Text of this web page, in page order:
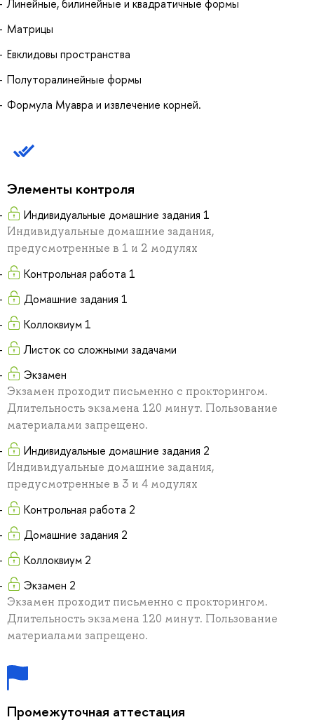
Линейные, билинейные и квадратичные формы
Матрицы
Евклидовы пространства
Полуторалинейные формы
Формула Муавра и извлечение корней.
Элементы контроля
Индивидуальные домашние задания 1
Индивидуальные домашние задания,
предусмотренные в 1 и 2 модулях
Контрольная работа 1
Домашние задания 1
Коллоквиум 1
Листок со сложными задачами
Экзамен
Экзамен проходит письменно с прокторингом.
Длительность экзамена 120 минут. Пользование
материалами запрещено.
Индивидуальные домашние задания 2
Индивидуальные домашние задания,
предусмотренные в 3 и 4 модулях
Контрольная работа 2
Домашние задания 2
Коллоквиум 2
Экзамен 2
Экзамен проходит письменно с прокторингом.
Длительность экзамена 120 минут. Пользование
материалами запрещено.
Промежуточная аттестация